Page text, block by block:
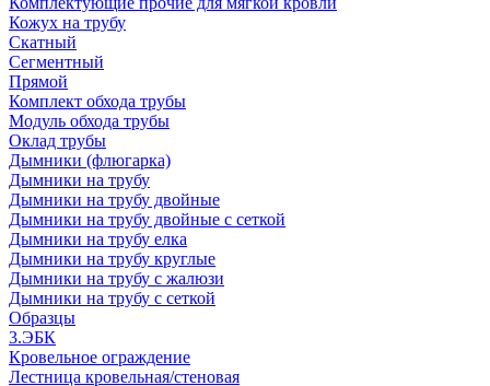
Кожух на трубу
Скатный
Сегментный
Прямой
Комплект обхода трубы
Модуль обхода трубы
Оклад трубы
Дымники (флюгарка)
Дымники на трубу
Дымники на трубу двoйные
Дымники на трубу двoйные с сеткой
Дымники на трубу елка
Дымники на трубу круглые
Дымники на трубу с жалюзи
Дымники на трубу с сеткой
Образцы
3.ЭБК
Кровельное ограждение
Лестница кровельная/стеновая